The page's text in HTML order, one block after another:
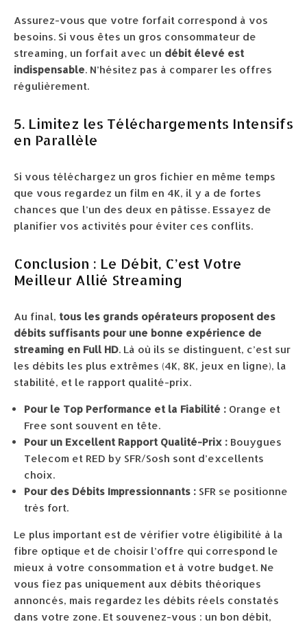
Assurez-vous que votre forfait correspond à vos
besoins. Si vous êtes un gros consommateur de
streaming, un forfait avec un débit élevé est
indispensable. N’hésitez pas à comparer les offres
régulièrement.
5. Limitez les Téléchargements Intensifs
en Parallèle
Si vous téléchargez un gros fichier en même temps
que vous regardez un film en 4K, il y a de fortes
chances que l’un des deux en pâtisse. Essayez de
planifier vos activités pour éviter ces conflits.
Conclusion : Le Débit, C’est Votre
Meilleur Allié Streaming
Au final, tous les grands opérateurs proposent des
débits suffisants pour une bonne expérience de
streaming en Full HD. Là où ils se distinguent, c’est sur
les débits les plus extrêmes (4K, 8K, jeux en ligne), la
stabilité, et le rapport qualité-prix.
Pour le Top Performance et la Fiabilité : Orange et
Free sont souvent en tête.
Pour un Excellent Rapport Qualité-Prix : Bouygues
Telecom et RED by SFR/Sosh sont d’excellents
choix.
Pour des Débits Impressionnants : SFR se positionne
très fort.
Le plus important est de vérifier votre éligibilité à la
fibre optique et de choisir l’offre qui correspond le
mieux à votre consommation et à votre budget. Ne
vous fiez pas uniquement aux débits théoriques
annoncés, mais regardez les débits réels constatés
dans votre zone. Et souvenez-vous : un bon débit,